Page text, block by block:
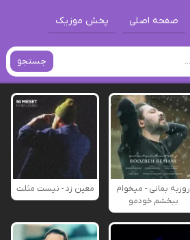
صفحه اصلی پخش موزیک
جستجو
روزبه بمانی - میخوام
ببخشم خودمو
معین زد - نیست مثلت